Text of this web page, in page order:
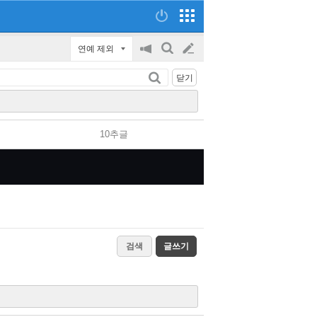
연예 제외
공
지
on/off
검
글
쓰
기
닫기
10추글
검색 글쓰기